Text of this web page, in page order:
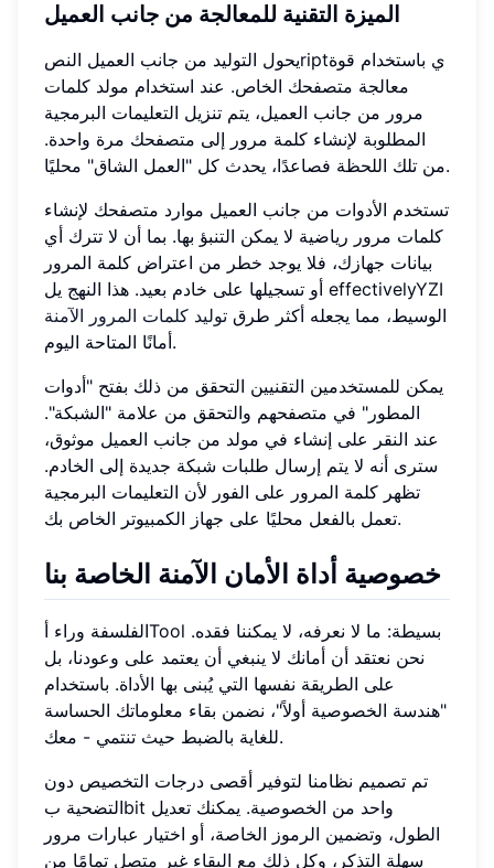
الميزة التقنية للمعالجة من جانب العميل
يحول التوليد من جانب العميل النصriptي باستخدام قوة
معالجة متصفحك الخاص. عند استخدام مولد كلمات
مرور من جانب العميل، يتم تنزيل التعليمات البرمجية
المطلوبة لإنشاء كلمة مرور إلى متصفحك مرة واحدة.
من تلك اللحظة فصاعدًا، يحدث كل "العمل الشاق" محليًا.
تستخدم الأدوات من جانب العميل موارد متصفحك لإنشاء
كلمات مرور رياضية لا يمكن التنبؤ بها. بما أن لا تترك أي
بيانات جهازك، فلا يوجد خطر من اعتراض كلمة المرور
أو تسجيلها على خادم بعيد. هذا النهج يل effectivelyYZI
الوسيط، مما يجعله أكثر طرق توليد كلمات المرور الآمنة
أمانًا المتاحة اليوم.
يمكن للمستخدمين التقنيين التحقق من ذلك بفتح "أدوات
المطور" في متصفحهم والتحقق من علامة "الشبكة".
عند النقر على إنشاء في مولد من جانب العميل موثوق،
سترى أنه لا يتم إرسال طلبات شبكة جديدة إلى الخادم.
تظهر كلمة المرور على الفور لأن التعليمات البرمجية
تعمل بالفعل محليًا على جهاز الكمبيوتر الخاص بك.
خصوصية أداة الأمان الآمنة الخاصة بنا
الفلسفة وراء أTool بسيطة: ما لا نعرفه، لا يمكننا فقده.
نحن نعتقد أن أمانك لا ينبغي أن يعتمد على وعودنا، بل
على الطريقة نفسها التي يُبنى بها الأداة. باستخدام
"هندسة الخصوصية أولاً"، نضمن بقاء معلوماتك الحساسة
للغاية بالضبط حيث تنتمي - معك.
تم تصميم نظامنا لتوفير أقصى درجات التخصيص دون
التضحية بbit واحد من الخصوصية. يمكنك تعديل
الطول، وتضمين الرموز الخاصة، أو اختيار عبارات مرور
سهلة التذكر، وكل ذلك مع البقاء غير متصل تمامًا من